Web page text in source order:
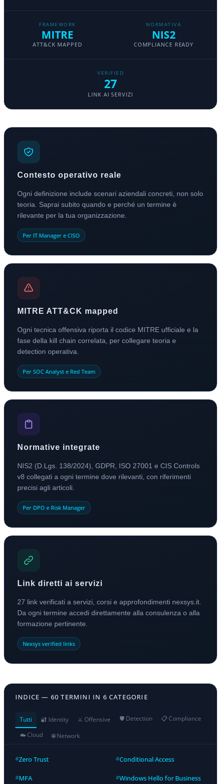
FRAMEWORK
MITRE
ATT&CK MAPPED
NORMATIVA
NIS2
COMPLIANCE READY
VERIFIED
27
LINK AI SERVIZI
Contesto operativo reale
Ogni definizione include scenari aziendali concreti, non solo
teoria. Saprai subito quando e perché un termine è
rilevante per la tua organizzazione.
Per IT Manager e CISO
MITRE ATT&CK mapped
Ogni tecnica offensiva riporta il codice MITRE ufficiale e la
fase della kill chain correlata, per collegare teoria e
detection operativa.
Per SOC Analyst e Red Team
Normative integrate
NIS2 (D.Lgs. 138/2024), GDPR, ISO 27001 e CIS Controls
v8 collegati a ogni termine dove rilevanti, con riferimenti
precisi agli articoli.
Per DPO e Risk Manager
Link diretti ai servizi
27 link verificati a servizi, corsi e approfondimenti nexsys.it.
Da ogni termine accedi direttamente alla consulenza o alla
formazione pertinente.
Nexsys verified links
INDICE — 60 TERMINI IN 6 CATEGORIE
Tutti 🔐 Identity ⚔️ Offensive 🛡️ Detection 📋 Compliance
☁️ Cloud 🌐 Network
Zero Trust Conditional Access
MFA Windows Hello for Business